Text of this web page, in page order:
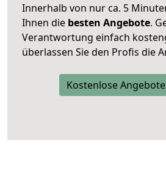
Innerhalb von nur ca. 5
Ihnen die besten Angebote.
Verantwortung einfach
überlassen Sie den Profis die
Kostenlose